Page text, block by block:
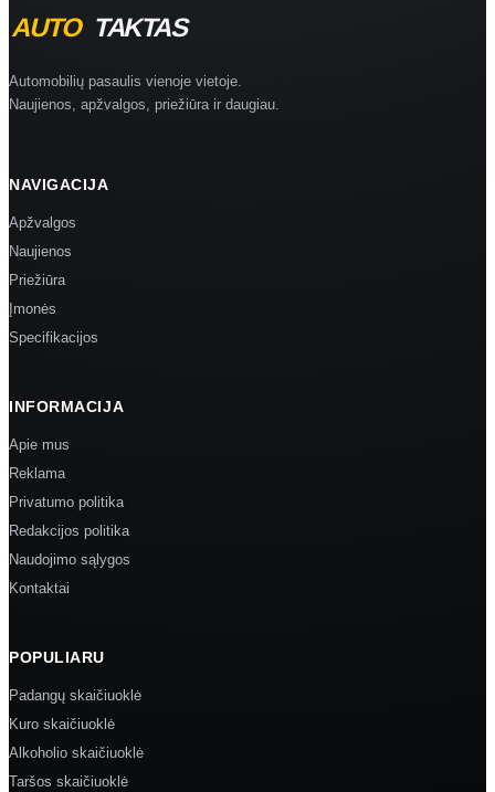
Automobilių pasaulis vienoje vietoje.
Naujienos, apžvalgos, priežiūra ir daugiau.
NAVIGACIJA
Apžvalgos
Naujienos
Priežiūra
Įmonės
Specifikacijos
INFORMACIJA
Apie mus
Reklama
Privatumo politika
Redakcijos politika
Naudojimo sąlygos
Kontaktai
POPULIARU
Padangų skaičiuoklė
Kuro skaičiuoklė
Alkoholio skaičiuoklė
Taršos skaičiuoklė